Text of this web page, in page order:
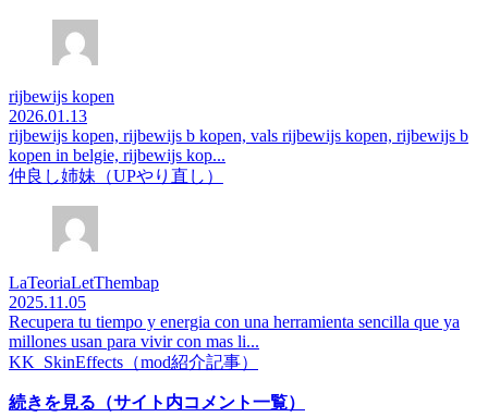
rijbewijs kopen
2026.01.13
rijbewijs kopen, rijbewijs b kopen, vals rijbewijs kopen, rijbewijs b
kopen in belgie, rijbewijs kop...
仲良し姉妹（UPやり直し）
LaTeoriaLetThembap
2025.11.05
Recupera tu tiempo y energia con una herramienta sencilla que ya
millones usan para vivir con mas li...
KK_SkinEffects（mod紹介記事）
続きを見る（サイト内コメント一覧）